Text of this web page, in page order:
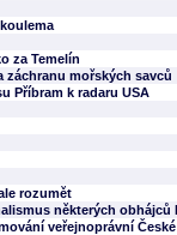
za Temelín
záchranu mořských savců
Příbram k radaru USA
rozumět
některých obhájců
veřejnoprávní